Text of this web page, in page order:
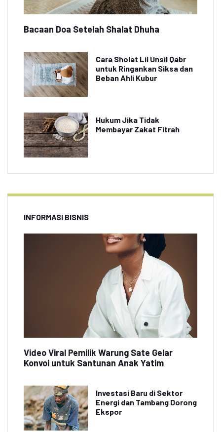
Bacaan Doa Setelah Shalat Dhuha
Cara Sholat Lil Unsil Qabr
untuk Ringankan Siksa dan
Beban Ahli Kubur
Hukum Jika Tidak
Membayar Zakat Fitrah
INFORMASI BISNIS
Video Viral Pemilik Warung Sate Gelar
Konvoi untuk Santunan Anak Yatim
Investasi Baru di Sektor
Energi dan Tambang Dorong
Ekspor